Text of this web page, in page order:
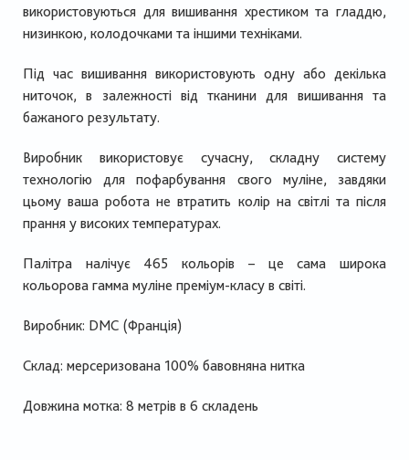
використовуються для вишивання хрестиком та гладдю,
низинкою, колодочками та іншими техніками.
Під час вишивання використовують одну або декілька
ниточок, в залежності від тканини для вишивання та
бажаного результату.
Виробник використовує сучасну, складну систему
технологію для пофарбування свого муліне, завдяки
цьому ваша робота не втратить колір на світлі та після
прання у високих температурах.
Палітра налічує 465 кольорів – це сама широка
кольорова гамма муліне преміум-класу в світі.
Виробник: DMC (Франція)
Склад: мерсеризована 100% бавовняна нитка
Довжина мотка: 8 метрів в 6 складень